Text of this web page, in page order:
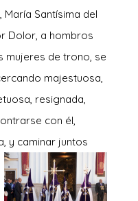
María Santísima del
Dolor, a hombros
mujeres de trono, se
majestuosa,
resignada,
con él,
y caminar juntos